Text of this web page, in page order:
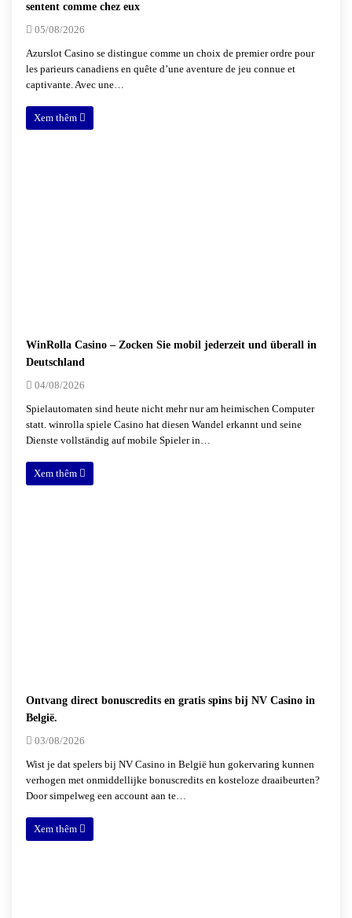
sentent comme chez eux
05/08/2026
Azurslot Casino se distingue comme un choix de premier ordre pour
les parieurs canadiens en quête d’une aventure de jeu connue et
captivante. Avec une…
Xem thêm
WinRolla Casino – Zocken Sie mobil jederzeit und überall in
Deutschland
04/08/2026
Spielautomaten sind heute nicht mehr nur am heimischen Computer
statt. winrolla spiele Casino hat diesen Wandel erkannt und seine
Dienste vollständig auf mobile Spieler in…
Xem thêm
Ontvang direct bonuscredits en gratis spins bij NV Casino in
België.
03/08/2026
Wist je dat spelers bij NV Casino in België hun gokervaring kunnen
verhogen met onmiddellijke bonuscredits en kosteloze draaibeurten?
Door simpelweg een account aan te…
Xem thêm